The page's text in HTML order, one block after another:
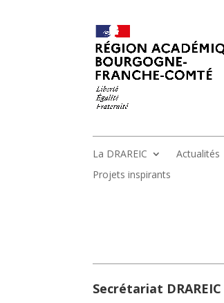
La DRAREIC Actualités
Projets inspirants
Secrétariat DRAREIC